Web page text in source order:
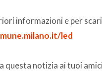
informazioni e per
led
questa notizia ai tuoi amici